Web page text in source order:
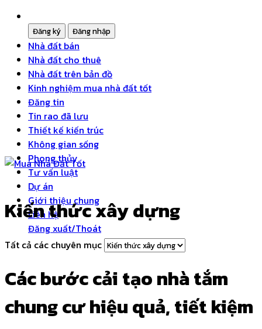
Nhà đất bán
Nhà đất cho thuê
Nhà đất trên bản đồ
Kinh nghiệm mua nhà đất tốt
Đăng tin
Tin rao đã lưu
Thiết kế kiến trúc
Không gian sống
Phong thủy
Tư vấn luật
Dự án
Giới thiệu chung
Liên hệ
Đăng xuất/Thoát
Kiến thức xây dựng
Tất cả các chuyên mục
Các bước cải tạo nhà tắm
chung cư hiệu quả, tiết kiệm